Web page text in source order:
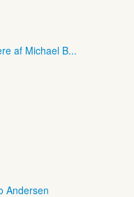
af Michael B...
Andersen